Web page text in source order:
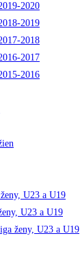
2020
2019
2018
2017
2016
U23 a U19
U23 a U19
ženy, U23 a U19